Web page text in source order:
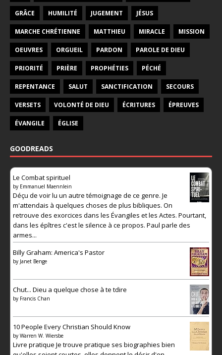
GRÂCE HUMILITÉ JUGEMENT JÉSUS
MARCHE CHRÉTIENNE MATTHIEU MIRACLE MISSION
OEUVRES ORGUEIL PARDON PAROLE DE DIEU
PRIORITÉ PRIÈRE PROPHÉTIES PÉCHÉ
REPENTANCE SALUT SANCTIFICATION SECOURS
VERSETS VOLONTÉ DE DIEU ÉCRITURES ÉPREUVES
ÉVANGILE ÉGLISE
GOODREADS
Le Combat spirituel
by Emmanuel Maennlein
Déçu de voir lu un autre témoignage de ce genre. Je
m'attendais à quelques choses de plus bibliques. On
retrouve des exorcices dans les Évangiles et les Actes. Pourtant,
dans les épîtres c'est le silence à ce propos. Paul parle des
armes...
Billy Graham: America's Pastor
by Janet Benge
Chut... Dieu a quelque chose à te tdire
by Francis Chan
10 People Every Christian Should Know
by Warren W. Wiersbe
Livre pratique Je trouve pratique ses biographies bien